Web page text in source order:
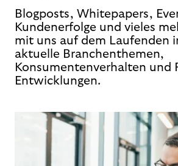
Blogposts, Whitepapers,
Kundenerfolge und vieles
mit uns auf dem Laufenden
aktuelle Branchenthemen,
Konsumentenverhalten und
Entwicklungen.